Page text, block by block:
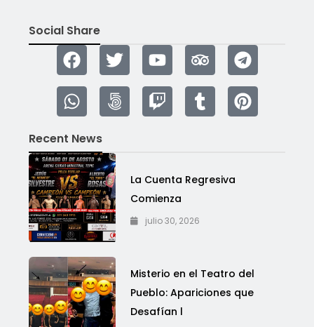
Social Share
Recent News
La Cuenta Regresiva
Comienza
julio 30, 2026
Misterio en el Teatro del
Pueblo: Apariciones que
Desafían l